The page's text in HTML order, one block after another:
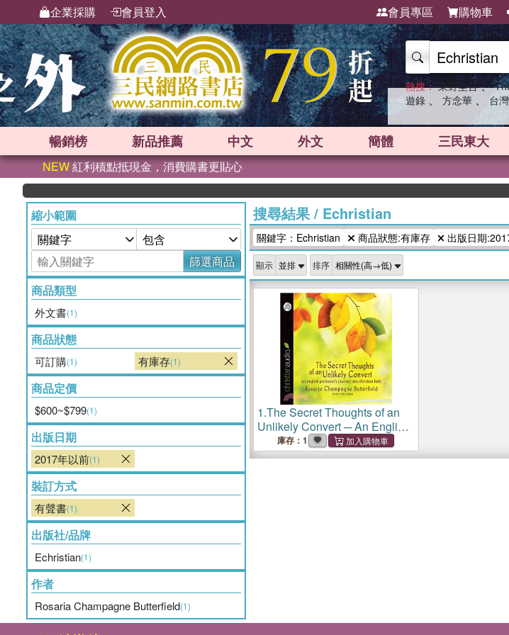
企業採購 會員登入 會員專區 購物車
熱搜： 東野圭吾 、
遊錄 、 方念華 、 台
暢銷榜 新品推薦 中文 外文 簡體 三民東大
NEW紅利積點抵現金，消費購書更貼心
縮小範圍
篩選商品
商品類型
外文書(1)
商品狀態
可訂購(1) 有庫存(1)
商品定價
$600~$799(1)
出版日期
2017年以前(1)
裝訂方式
有聲書(1)
出版社/品牌
Echristian(1)
作者
Rosaria Champagne Butterfield(1)
搜尋結果/ Echristian
關鍵字：Echristian 商品狀態:有庫存 出版日期
顯示 排序
1.The Secret Thoughts of an
Unlikely Convert ─ An English
Professor's Journey into
Christian Faith
庫存：1